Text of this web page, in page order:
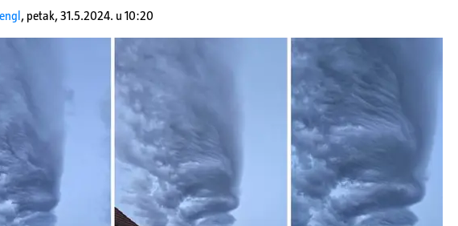
, petak, 31.5.2024. u 10:20